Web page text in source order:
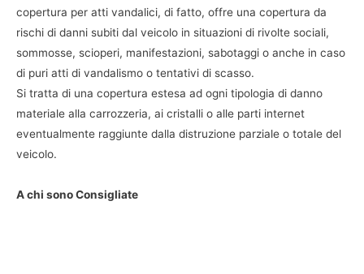
copertura per atti vandalici, di fatto, offre una copertura da
rischi di danni subiti dal veicolo in situazioni di rivolte sociali,
sommosse, scioperi, manifestazioni, sabotaggi o anche in caso
di puri atti di vandalismo o tentativi di scasso.
Si tratta di una copertura estesa ad ogni tipologia di danno
materiale alla carrozzeria, ai cristalli o alle parti internet
eventualmente raggiunte dalla distruzione parziale o totale del
veicolo.
A chi sono Consigliate